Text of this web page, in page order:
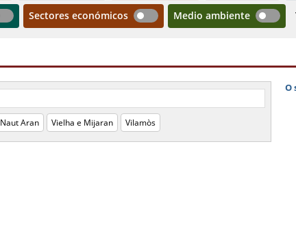
Sectores económicos Medio ambiente
Naut Aran Vielha e Mijaran Vilamòs